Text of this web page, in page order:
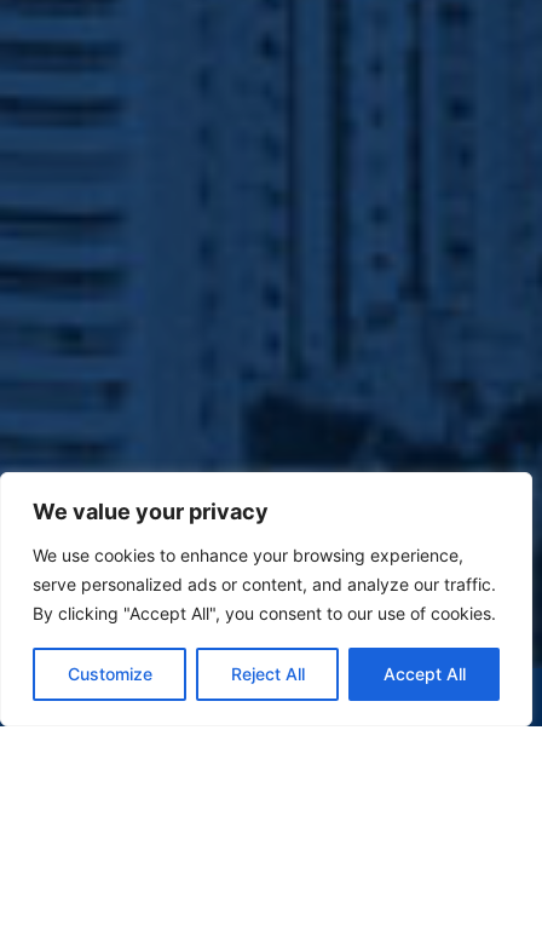
We value your privacy
We use cookies to enhance your browsing experience,
serve personalized ads or content, and analyze our traffic.
By clicking "Accept All", you consent to our use of cookies.
Customize Reject All Accept All
(47) 9 9977-7630